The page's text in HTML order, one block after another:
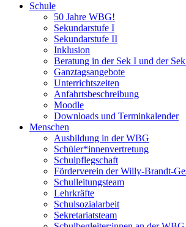
Schule
50 Jahre WBG!
Sekundarstufe I
Sekundarstufe II
Inklusion
Beratung in der Sek I und der
Ganztagsangebote
Unterrichtszeiten
Anfahrtsbeschreibung
Moodle
Downloads und Terminkalender
Menschen
Ausbildung in der WBG
Schüler*innenvertretung
Schulpflegschaft
Förderverein der Willy-Brandt-
Schulleitungsteam
Lehrkräfte
Schulsozialarbeit
Sekretariatsteam